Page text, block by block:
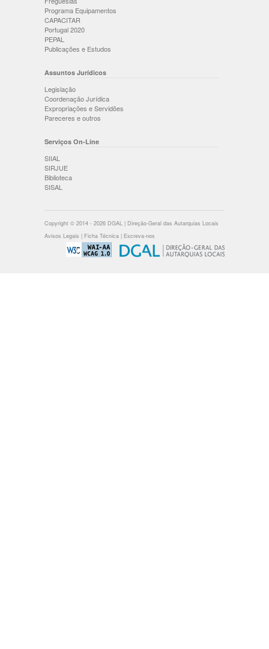
Programa Equipamentos
CAPACITAR
Portugal 2020
PEPAL
Publicações e Estudos
Assuntos Jurídicos
Legislação
Coordenação Jurídica
Expropriações e Servidões
Pareceres e outros
Serviços On-Line
SIIAL
SIRJUE
Biblioteca
SISAL
Copyright © 2014 - 2026 DGAL | Direção-Geral das Autarquias Locais
Avisos Legais | Ficha Técnica | Escreva-nos